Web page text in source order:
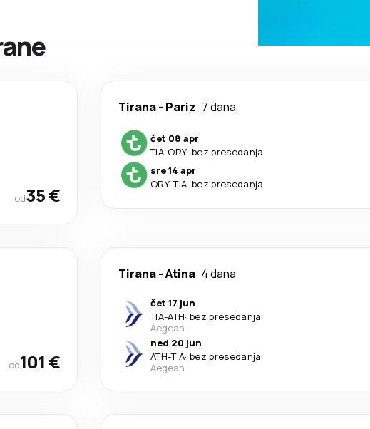
od35 €
Tirana- Pariz 7 dana
čet 08 apr
TIA-ORY· bez presedanja
sre 14 apr
ORY-TIA· bez presedanja
od101 €
Tirana-Atina 4 dana
čet 17 jun
TIA-ATH· bez presedanja
Aegean
ned 20 jun
ATH-TIA· bez presedanja
Aegean